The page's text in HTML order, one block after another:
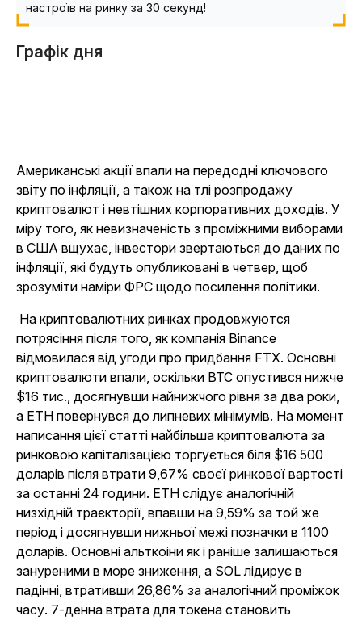
настроїв на ринку за 30 секунд!
Графік дня
Американські акції впали на передодні ключового
звіту по інфляції, а також на тлі розпродажу
криптовалют і невтішних корпоративних доходів. У
міру того, як невизначеність з проміжними виборами
в США вщухає, інвестори звертаються до даних по
інфляції, які будуть опубликовані в четвер, щоб
зрозуміти наміри ФРС щодо посилення політики.
На криптовалютних ринках продовжуются
потрясіння після того, як компанія Binance
відмовилася від угоди про придбання FTX. Основні
криптовалюти впали, оскільки BTC опустився нижче
$16 тис., досягнувши найнижчого рівня за два роки,
а ETH повернувся до липневих мінімумів. На момент
написання цієї статті найбільша криптовалюта за
ринковою капіталізацією торгується біля $16 500
доларів після втрати 9,67% своєї ринкової вартості
за останні 24 години. ETH слідує аналогічній
низхідній траєкторії, впавши на 9,59% за той же
період і досягнувши нижньої межі позначки в 1100
доларів. Основні альткоіни як і раніше залишаються
зануреними в море зниження, а SOL лідирує в
падінні, втративши 26,86% за аналогічний проміжок
часу. 7-денна втрата для токена становить